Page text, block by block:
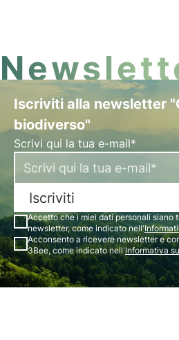
Iscriviti alla newsletter
biodiverso"
Scrivi qui la tua e-mail*
Iscriviti
Accetto che i miei dati personali siano
newsletter, come indicato nell'
Acconsento a ricevere newsletter e
3Bee, come indicato nell'Informativa